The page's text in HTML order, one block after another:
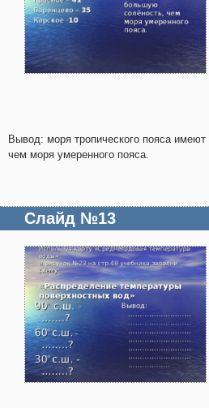
Вывод: моря тропического пояса
чем моря умеренного пояса.
Слайд №13